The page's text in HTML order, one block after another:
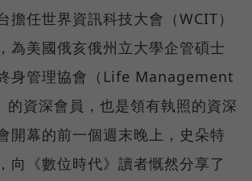
擔任世界資訊科技大會（WCIT）
為美國俄亥俄州立大學企管碩士
身管理協會（Life Management
資深會員，也是領有執照的資深
開幕的前一個週末晚上，史朵特
向《數位時代》讀者慨然分享了